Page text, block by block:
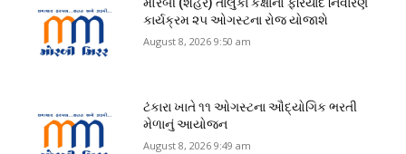
કાર્યક્રમ ૨૫ ઓગસ્ટના રોજ યોજાશે
August 8, 2026 9:50 am
ટંકારા ખાતે ૧૧ ઓગસ્ટના ઔદ્યોગિક ભરતી
મેળાનું આયોજન
August 8, 2026 9:49 am